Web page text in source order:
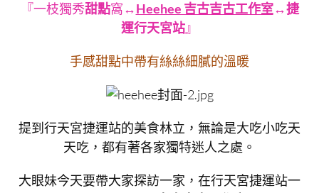
『一枝獨秀甜點窩↔Heehee 吉古吉古工作室↔捷
運行天宮站』
手感甜點中帶有絲絲細膩的溫暖
提到行天宮捷運站的美食林立，無論是大吃小吃天
天吃，都有著各家獨特迷人之處。
大眼妹今天要帶大家探訪一家，在行天宮捷運站一